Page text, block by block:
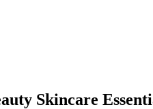
Skincare